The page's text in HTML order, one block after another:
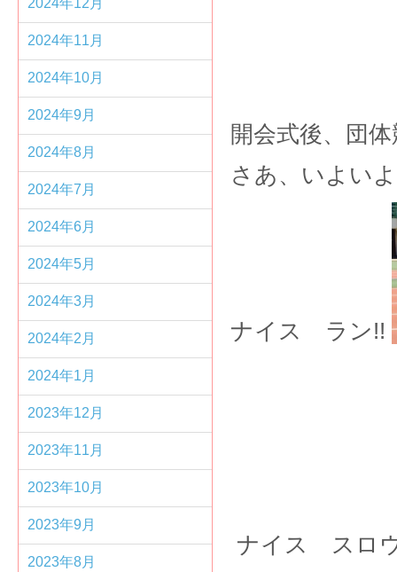
開会式後、団
さあ、いよい
ナイス ラン!!
ナイス スロ
2024年12月
2024年11月
2024年10月
2024年9月
2024年8月
2024年7月
2024年6月
2024年5月
2024年3月
2024年2月
2024年1月
2023年12月
2023年11月
2023年10月
2023年9月
2023年8月